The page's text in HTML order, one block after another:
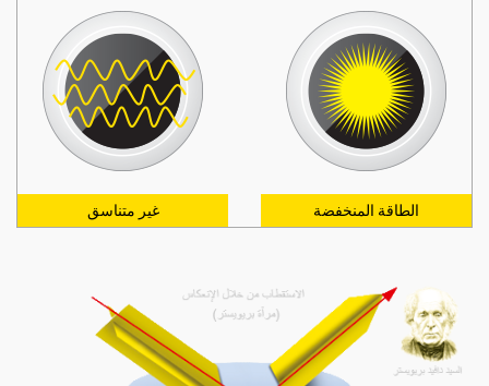
غير متناسق الطاقة المنخفضة